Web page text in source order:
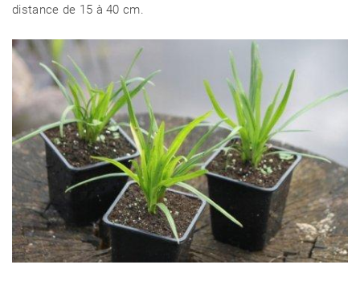
distance de 15 à 40 cm.